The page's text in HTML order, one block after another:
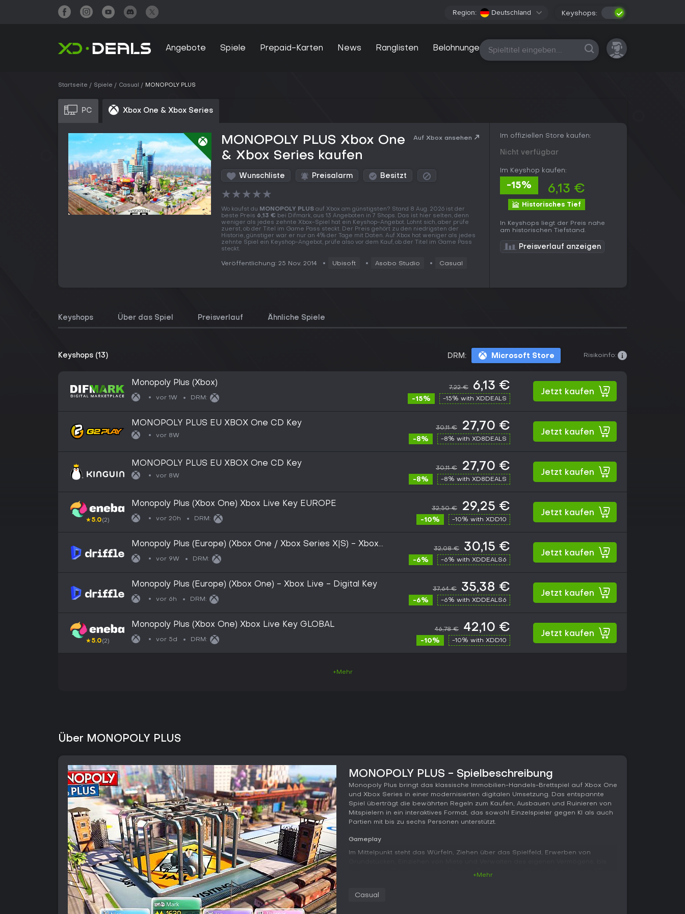
Region: Deutschland Keyshops:
Angebote Spiele Prepaid-Karten News Ranglisten Belohnungen Alle Plattformen
Startseite Spiele Casual MONOPOLY PLUS
PC Xbox One & Xbox Series
MONOPOLY PLUS Xbox One
& Xbox Series kaufen
Auf Xbox ansehen
Wunschliste Preisalarm Besitzt
★★★★★
Wo kaufst du MONOPOLY PLUS auf Xbox am günstigsten? Stand 8 Aug. 2026 ist der
beste Preis 6,13 € bei Difmark, aus 13 Angeboten in 7 Shops. Das ist hier selten, denn
weniger als jedes zehnte Xbox-Spiel hat ein Keyshop-Angebot. Lohnt sich, aber prüfe
zuerst, ob der Titel im Game Pass steckt. Der Preis gehört zu den niedrigsten der
Historie, günstiger war er nur an 4% der Tage mit Daten. Auf Xbox hat weniger als jedes
zehnte Spiel ein Keyshop-Angebot, prüfe also vor dem Kauf, ob der Titel im Game Pass
steckt.
Veröffentlichung: 25 Nov. 2014 Ubisoft Asobo Studio Casual
Im offiziellen Store kaufen:
Nicht verfügbar
Im Keyshop kaufen:
-15% 6,13 €
Historisches Tief
In Keyshops liegt der Preis nahe
am historischen Tiefstand.
Preisverlauf anzeigen
Keyshops Über das Spiel Preisverlauf Ähnliche Spiele
Keyshops (13) DRM: Microsoft Store Risikoinfo:
Monopoly Plus (Xbox)
vor 1W DRM:
7,22 € 6,13 €
-15% -15% with XDDEALS
Jetzt kaufen
MONOPOLY PLUS EU XBOX One CD Key
vor 8W
30,11 € 27,70 €
-8% -8% with XD8DEALS
Jetzt kaufen
MONOPOLY PLUS EU XBOX One CD Key
vor 8W
30,11 € 27,70 €
-8% -8% with XD8DEALS
Jetzt kaufen
★5.0(2)
Monopoly Plus (Xbox One) Xbox Live Key EUROPE
vor 20h DRM:
32,50 € 29,25 €
-10% -10% with XDD10
Jetzt kaufen
Monopoly Plus (Europe) (Xbox One / Xbox Series X|S) - Xbox
Live - Digital Key
vor 9W DRM:
32,08 € 30,15 €
-6% -6% with XDDEALS6
Jetzt kaufen
Monopoly Plus (Europe) (Xbox One) - Xbox Live - Digital Key
vor 6h DRM:
37,64 € 35,38 €
-6% -6% with XDDEALS6
Jetzt kaufen
★5.0(2)
Monopoly Plus (Xbox One) Xbox Live Key GLOBAL
vor 5d DRM:
46,78 € 42,10 €
-10% -10% with XDD10
Jetzt kaufen
+Mehr
Über MONOPOLY PLUS
MONOPOLY PLUS - Spielbeschreibung
Monopoly Plus bringt das klassische Immobilien-Handels-Brettspiel auf Xbox One
und Xbox Series in einer modernisierten digitalen Umsetzung. Das entspannte
Spiel überträgt die bewährten Regeln zum Kaufen, Ausbauen und Ruinieren von
Mitspielern in ein interaktives Format, das sowohl Einzelspieler gegen KI als auch
Partien mit bis zu sechs Personen unterstützt.
Gameplay
Im Mittelpunkt steht das Würfeln, Ziehen über das Spielfeld, Erwerben von
wachsende Miniaturwelt zeigt Erfolge wie vollständige Monopole oder den Bau
+Mehr
Casual